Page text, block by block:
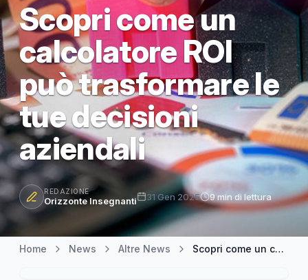
Scopri come un
calcolatore ROI
può trasformare le
tue decisioni
aziendali
REDAZIONE
Orizzonte Insegnanti 31 Gen 2025 9 min di lettura
Home News Altre News Scopri come un calcolatore ROI può trasformare le tue decisioni aziendali